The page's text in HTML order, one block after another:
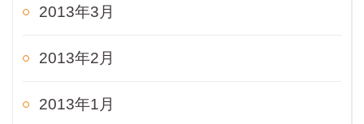
2013年3月
2013年2月
2013年1月